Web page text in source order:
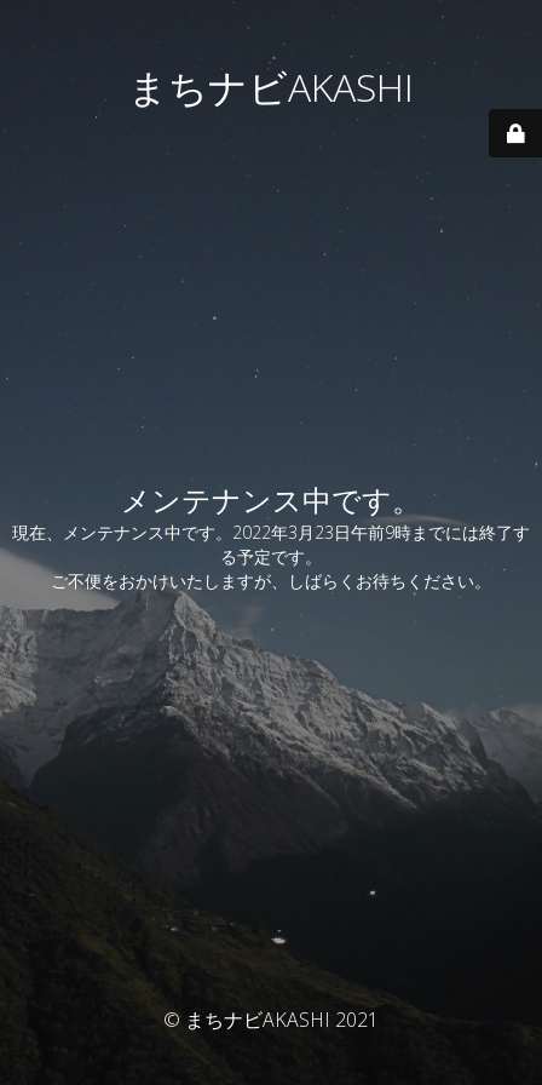
まちナビAKASHI
メンテナンス中です。
現在、メンテナンス中です。2022年3月23日午前9時までには終了す
る予定です。
ご不便をおかけいたしますが、しばらくお待ちください。
© まちナビAKASHI 2021